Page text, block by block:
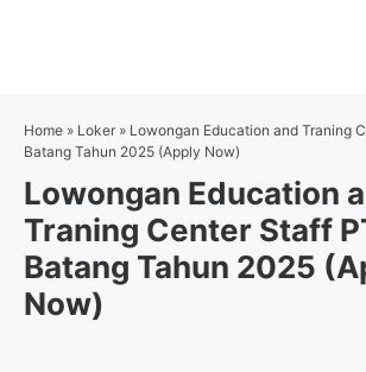
Home » Loker » Lowongan Education and Traning
Batang Tahun 2025 (Apply Now)
Lowongan Education
Traning Center Staff
Batang Tahun 2025
Now)